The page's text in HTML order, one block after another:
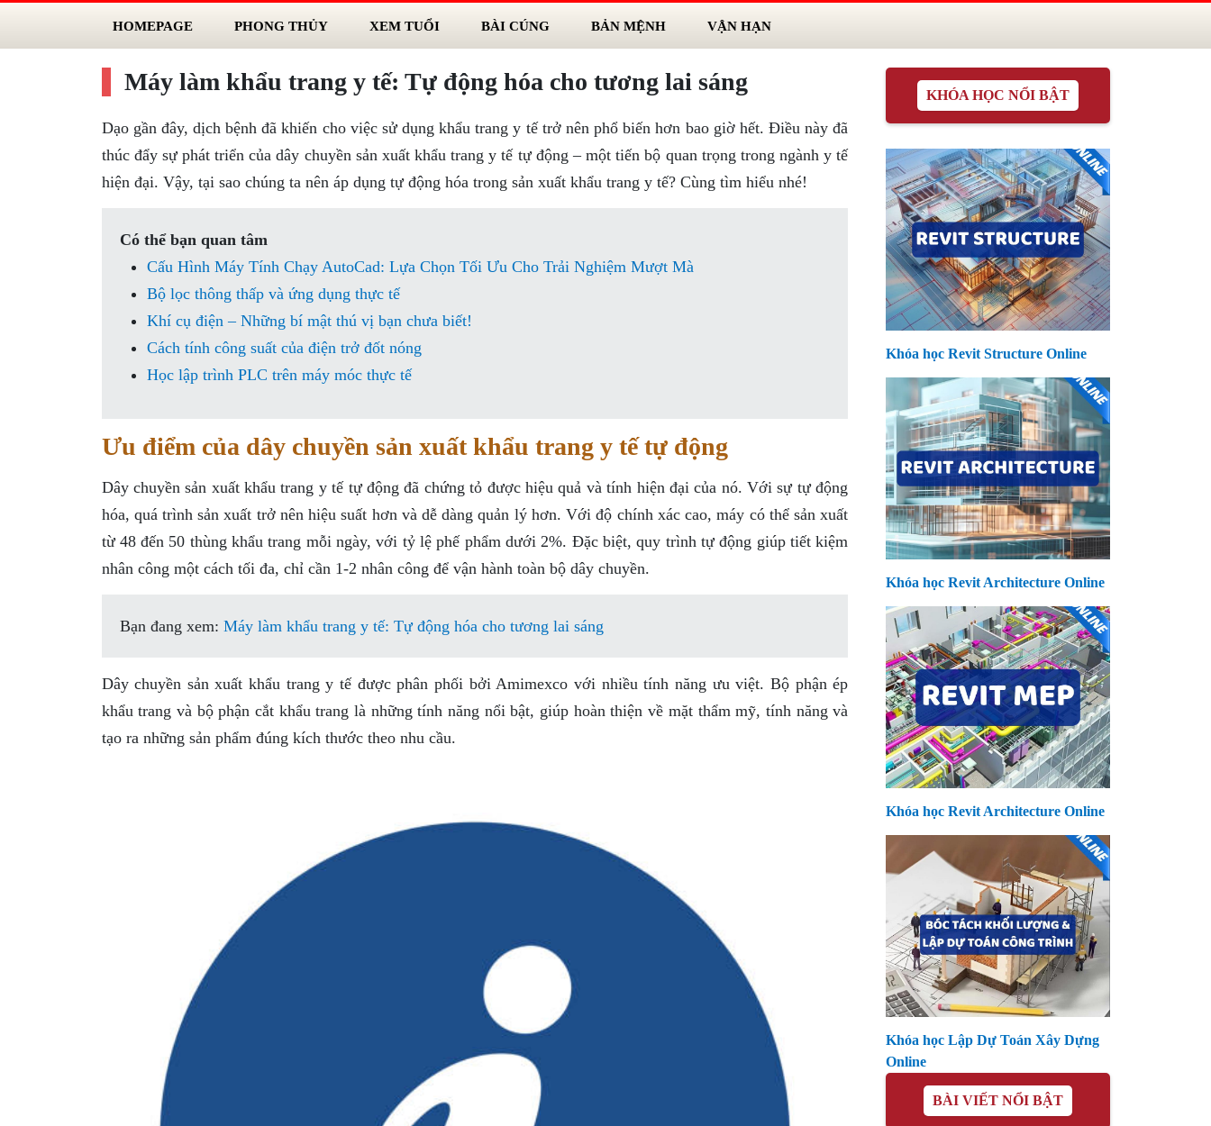
HOMEPAGE PHONG THỦY XEM TUỔI BÀI CÚNG BẢN MỆNH VẬN HẠN
Máy làm khẩu trang y tế: Tự động hóa cho tương lai sáng
Dạo gần đây, dịch bệnh đã khiến cho việc sử dụng khẩu trang y tế trở nên phổ biến hơn bao giờ hết. Điều này đã
thúc đẩy sự phát triển của dây chuyền sản xuất khẩu trang y tế tự động – một tiến bộ quan trọng trong ngành y tế
hiện đại. Vậy, tại sao chúng ta nên áp dụng tự động hóa trong sản xuất khẩu trang y tế? Cùng tìm hiểu nhé!
Có thể bạn quan tâm
Cấu Hình Máy Tính Chạy AutoCad: Lựa Chọn Tối Ưu Cho Trải Nghiệm Mượt Mà
Bộ lọc thông thấp và ứng dụng thực tế
Khí cụ điện – Những bí mật thú vị bạn chưa biết!
Cách tính công suất của điện trở đốt nóng
Học lập trình PLC trên máy móc thực tế
Ưu điểm của dây chuyền sản xuất khẩu trang y tế tự động
Dây chuyền sản xuất khẩu trang y tế tự động đã chứng tỏ được hiệu quả và tính hiện đại của nó. Với sự tự động
hóa, quá trình sản xuất trở nên hiệu suất hơn và dễ dàng quản lý hơn. Với độ chính xác cao, máy có thể sản xuất
từ 48 đến 50 thùng khẩu trang mỗi ngày, với tỷ lệ phế phẩm dưới 2%. Đặc biệt, quy trình tự động giúp tiết kiệm
nhân công một cách tối đa, chỉ cần 1-2 nhân công để vận hành toàn bộ dây chuyền.
Bạn đang xem: Máy làm khẩu trang y tế: Tự động hóa cho tương lai sáng
Dây chuyền sản xuất khẩu trang y tế được phân phối bởi Amimexco với nhiều tính năng ưu việt. Bộ phận ép
khẩu trang và bộ phận cắt khẩu trang là những tính năng nổi bật, giúp hoàn thiện về mặt thẩm mỹ, tính năng và
tạo ra những sản phẩm đúng kích thước theo nhu cầu.
KHÓA HỌC NỔI BẬT
Khóa học Revit Structure Online
Khóa học Revit Architecture Online
Khóa học Revit Architecture Online
Khóa học Lập Dự Toán Xây Dựng
Online
BÀI VIẾT NỔI BẬT